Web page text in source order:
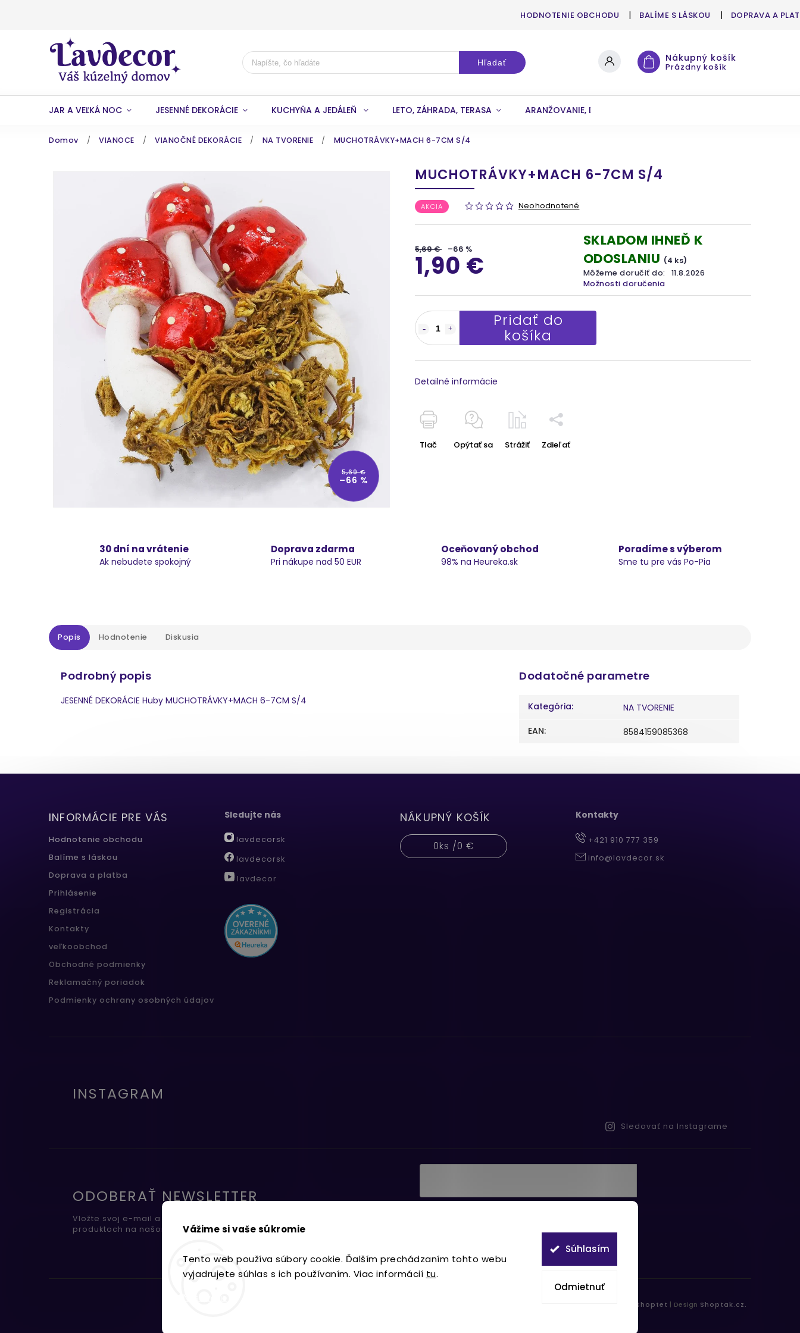
Vážime si vaše súkromie
Tento web používa súbory cookie. Ďalším prechádzaním tohto webu
vyjadrujete súhlas s ich používaním. Viac informácií tu.
Odmietnuť
Súhlasím
HODNOTENIE OBCHODU BALÍME S LÁSKOU DOPRAVA A
Hľadať Nákupný košík
Prázdny košík
JAR A VEĽKÁ NOC JESENNÉ DEKORÁCIE KUCHYŇA A JEDÁLEŇ LETO, ZÁHRADA, TERASA ARANŽOVANIE, DEKOROVANIE
Domov / VIANOCE / VIANOČNÉ DEKORÁCIE / NA TVORENIE / MUCHOTRÁVKY+MACH 6-7CM S/4
5,69 €
–66 %
MUCHOTRÁVKY+MACH 6-7CM S/4
AKCIA Neohodnotené
5,69 € –66 %
1,90 €
SKLADOM IHNEĎ K
ODOSLANIU (4 ks)
Môžeme doručiť do:
11.8.2026
Možnosti doručenia
Pridať do
košíka
Detailné informácie
Tlač Opýtať sa Strážiť Zdieľať
30 dní na vrátenie
Ak nebudete spokojný
Doprava zdarma
Pri nákupe nad 50 EUR
Oceňovaný obchod
98% na Heureka.sk
Poradíme s výberom
Sme tu pre vás Po-Pia
Popis Hodnotenie Diskusia
Podrobný popis
JESENNÉ DEKORÁCIE Huby MUCHOTRÁVKY+MACH 6-7CM S/4
Dodatočné parametre
Kategória:
NA TVORENIE
EAN: 8584159085368
INFORMÁCIE PRE VÁS
Hodnotenie obchodu
Balíme s láskou
Doprava a platba
Prihlásenie
Registrácia
Kontakty
veľkoobchod
Obchodné podmienky
Reklamačný poriadok
Podmienky ochrany osobných údajov
Sledujte nás
lavdecorsk
lavdecorsk
lavdecor
NÁKUPNÝ KOŠÍK
0ks /0 €
Kontakty
+421 910 777 359
info@lavdecor.sk
INSTAGRAM
Sledovať na Instagrame
ODOBERAŤ NEWSLETTER
Vložte svoj e-mail a my Vám budeme zasielať informácie o nových
produktoch na našom e-shope.
Shoptet | Design Shoptak.cz.